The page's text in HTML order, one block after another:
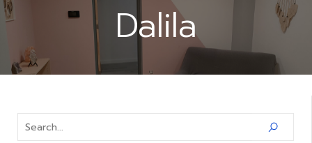
Dalila